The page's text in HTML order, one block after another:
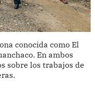
conocida como El
En ambos
sobre los trabajos de